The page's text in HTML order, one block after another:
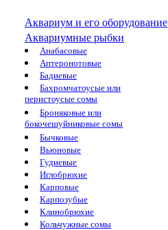
Аквариум и его оборудование
Аквариумные рыбки
Анабасовые
Аптеронотовые
Бадиевые
Бахромчатоусые или
перистоусые сомы
Броняковые или
бокочешуйниковые сомы
Бычковые
Вьюновые
Гудиевые
Иглобрюхие
Карповые
Карпозубые
Клинобрюхие
Кольчужные сомы